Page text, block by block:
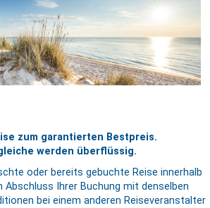
zum garantierten Bestpreis.
werden überflüssig.
oder bereits gebuchte Reise innerhalb
Abschluss Ihrer Buchung mit denselben
bei einem anderen Reiseveranstalter